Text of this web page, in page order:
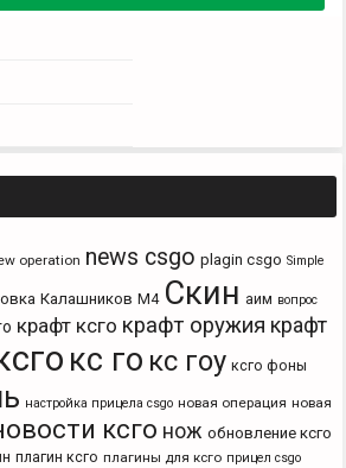
operation news csgo plagin csgo Simple
Калашников М4 Скин аим вопрос
крафт ксго крафт оружия крафт
кс го кс гоу ксго фоны
настройка прицела csgo новая операция новая
ксго нож обновление ксго
плагин ксго плагины для ксго прицел csgo